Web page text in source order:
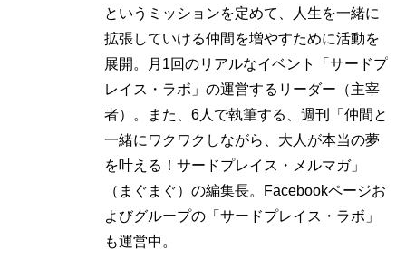
というミッションを定めて、人生を一緒に
拡張していける仲間を増やすために活動を
展開。月1回のリアルなイベント「サードプ
レイス・ラボ」の運営するリーダー（主宰
者）。また、6人で執筆する、週刊「仲間と
一緒にワクワクしながら、大人が本当の夢
を叶える！サードプレイス・メルマガ」
（まぐまぐ）の編集長。Facebookページお
よびグループの「サードプレイス・ラボ」
も運営中。